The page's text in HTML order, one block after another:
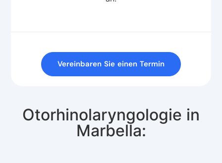
Vereinbaren Sie einen Termin
Otorhinolaryngologie in
Marbella: